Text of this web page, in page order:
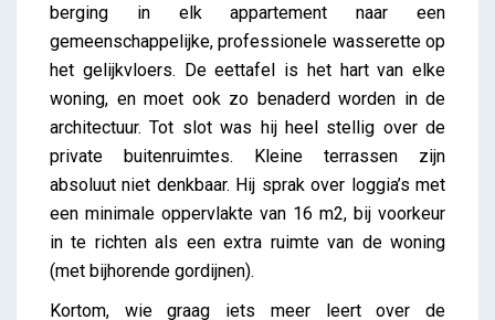
berging in elk appartement naar een
gemeenschappelijke, professionele wasserette op
het gelijkvloers. De eettafel is het hart van elke
woning, en moet ook zo benaderd worden in de
architectuur. Tot slot was hij heel stellig over de
private buitenruimtes. Kleine terrassen zijn
absoluut niet denkbaar. Hij sprak over loggia’s met
een minimale oppervlakte van 16 m2, bij voorkeur
in te richten als een extra ruimte van de woning
(met bijhorende gordijnen).
Kortom, wie graag iets meer leert over de